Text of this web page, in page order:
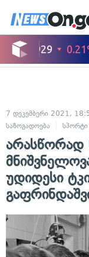
7 დეკემბერი 2021,
საზოგადოება
სპორტი
არასწორად
უდიდესი